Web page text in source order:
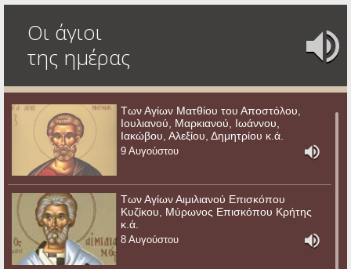
Οι άγιοι
της ημέρας
Των Αγίων Ματθίου του Αποστόλου,
Ιουλιανού, Μαρκιανού, Ιωάννου,
Ιακώβου, Αλεξίου, Δημητρίου κ.ά.
9 Αυγούστου
Των Αγίων Αιμιλιανού Επισκόπου
Κυζίκου, Μύρωνος Επισκόπου Κρήτης
κ.ά.
8 Αυγούστου